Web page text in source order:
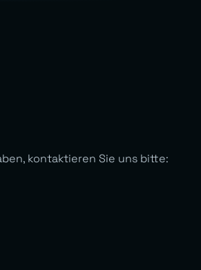
kontaktieren Sie uns bitte: